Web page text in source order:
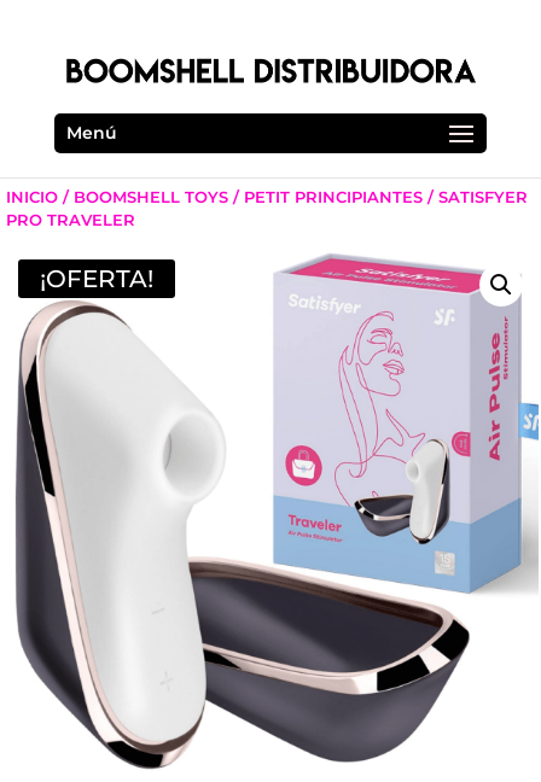
Menú
INICIO / BOOMSHELL TOYS / PETIT PRINCIPIANTES / SATISFYER
PRO TRAVELER
¡OFERTA!